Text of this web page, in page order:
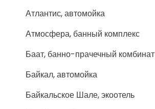
Атлантис, автомойка
Атмосфера, банный комплекс
Баат, банно-прачечный комбинат
Байкал, автомойка
Байкальское Шале, экоотель